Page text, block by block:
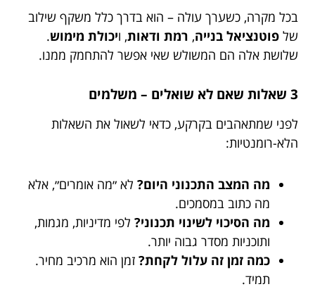
בכל מקרה, כשערך עולה – הוא בדרך כלל משקף שילוב
של פוטנציאל בנייה, רמת ודאות, ויכולת מימוש.
שלושת אלה הם המשולש שאי אפשר להתחמק ממנו.
3 שאלות שאם לא שואלים – משלמים
לפני שמתאהבים בקרקע, כדאי לשאול את השאלות
הלא-רומנטיות:
מה המצב התכנוני היום? לא ״מה אומרים״, אלא
מה כתוב במסמכים.
מה הסיכוי לשינוי תכנוני? לפי מדיניות, מגמות,
ותוכניות מסדר גבוה יותר.
כמה זמן זה עלול לקחת? זמן הוא מרכיב מחיר.
תמיד.